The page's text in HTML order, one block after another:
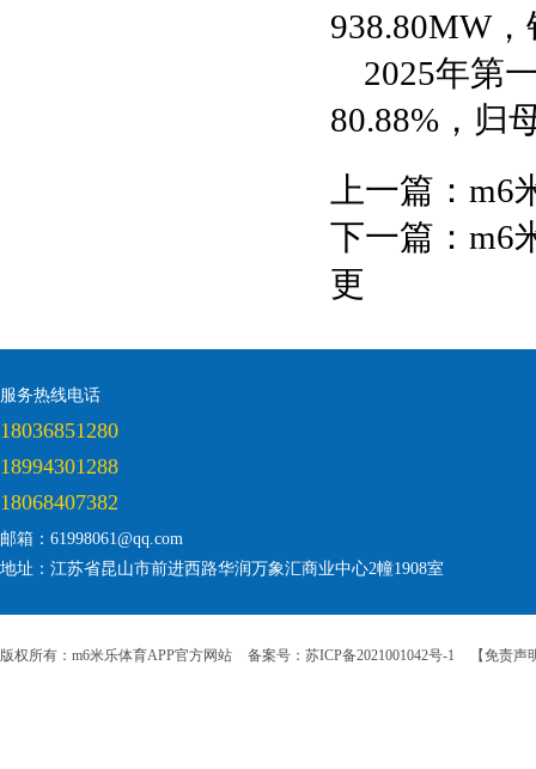
938.80MW
2025年第
80.88%，归
上一篇： m6
下一篇： m6
更
服务热线电话
18036851280
18994301288
18068407382
邮箱：61998061@qq.com
地址：江苏省昆山市前进西路华润万象汇商业中心2幢1908室
版权所有：m6米乐体育APP官方网站 备案号：苏ICP备2021001042号-1 【免责声